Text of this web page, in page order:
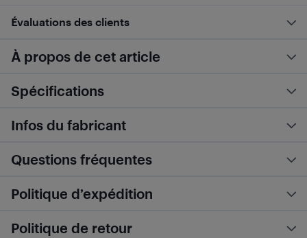
Évaluations des clients
À propos de cet article
Spécifications
Infos du fabricant
Questions fréquentes
Politique d’expédition
Politique de retour